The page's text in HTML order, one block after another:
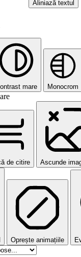
Aliniază textul
mare Monocrom
de citire Ascunde
Oprește animațiile